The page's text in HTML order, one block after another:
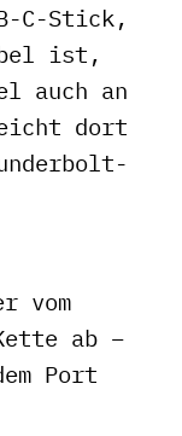
C-Stick,
ist,
auch an
dort
vom
ab –
Port